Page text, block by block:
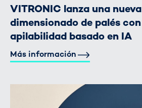
VITRONIC lanza una
dimensionado de palés
apilabilidad basado en IA
Más información